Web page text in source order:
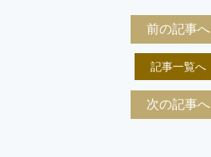
前の記事へ
記事一覧へ
次の記事へ